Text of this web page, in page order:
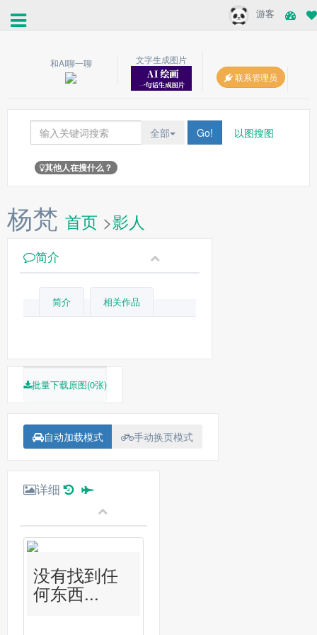
游客
和AI聊一聊
文字生成图片
联系管理员
全部 Go! 以图搜图
其他人在搜什么？
杨梵 首页 >影人
简介
简介 相关作品
批量下载原图(0张)
自动加载模式 手动换页模式
详细
没有找到任
何东西...